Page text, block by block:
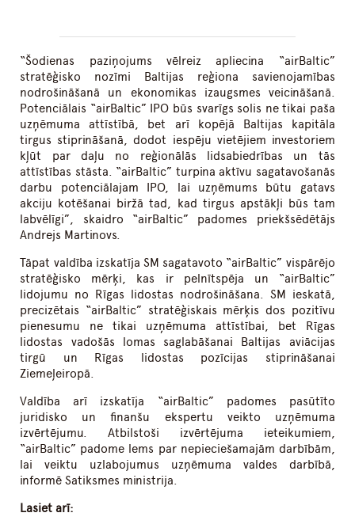
“Šodienas paziņojums vēlreiz apliecina “airBaltic”
stratēģisko nozīmi Baltijas reģiona savienojamības
nodrošināšanā un ekonomikas izaugsmes veicināšanā.
Potenciālais “airBaltic” IPO būs svarīgs solis ne tikai paša
uzņēmuma attīstībā, bet arī kopējā Baltijas kapitāla
tirgus stiprināšanā, dodot iespēju vietējiem investoriem
kļūt par daļu no reģionālās lidsabiedrības un tās
attīstības stāsta. “airBaltic” turpina aktīvu sagatavošanās
darbu potenciālajam IPO, lai uzņēmums būtu gatavs
akciju kotēšanai biržā tad, kad tirgus apstākļi būs tam
labvēlīgi”, skaidro “airBaltic” padomes priekšsēdētājs
Andrejs Martinovs.
Tāpat valdība izskatīja SM sagatavoto “airBaltic” vispārējo
stratēģisko mērķi, kas ir pelnītspēja un “airBaltic”
lidojumu no Rīgas lidostas nodrošināšana. SM ieskatā,
precizētais “airBaltic” stratēģiskais mērķis dos pozitīvu
pienesumu ne tikai uzņēmuma attīstībai, bet Rīgas
lidostas vadošās lomas saglabāšanai Baltijas aviācijas
tirgū un Rīgas lidostas pozīcijas stiprināšanai
Ziemeļeiropā.
Valdība arī izskatīja “airBaltic” padomes pasūtīto
juridisko un finanšu ekspertu veikto uzņēmuma
izvērtējumu. Atbilstoši izvērtējuma ieteikumiem,
“airBaltic” padome lems par nepieciešamajām darbībām,
lai veiktu uzlabojumus uzņēmuma valdes darbībā,
informē Satiksmes ministrija.
Lasiet arī: